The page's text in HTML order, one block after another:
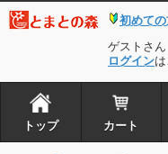
初めて
ゲストさん
ログイン
トップ カート